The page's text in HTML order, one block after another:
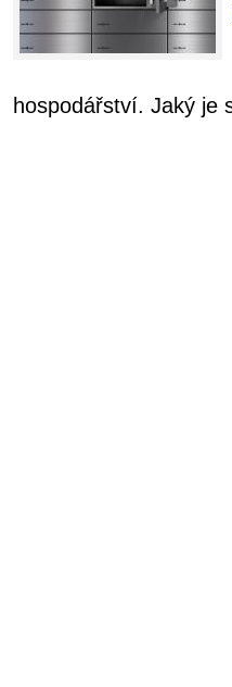
hospodářství. Jaký je